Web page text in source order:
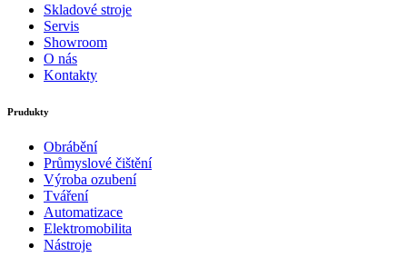
Skladové stroje
Servis
Showroom
O nás
Kontakty
Prudukty
Obrábění
Průmyslové čištění
Výroba ozubení
Tváření
Automatizace
Elektromobilita
Nástroje